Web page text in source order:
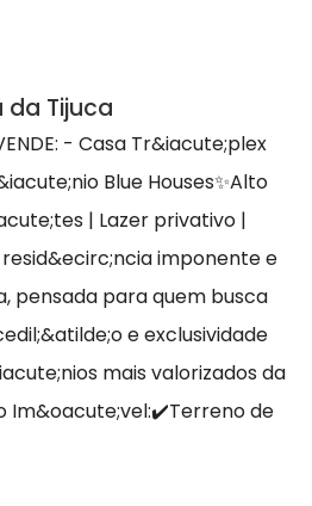
da Tijuca
- Casa Tr&iacute;plex
Blue Houses✨Alto
| Lazer privativo |
imponente e
pensada para quem busca
e exclusividade
mais valorizados da
Im&oacute;vel:✔️Terreno de